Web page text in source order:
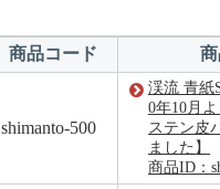
商品コード
shimanto-500
渓流 青
0年10月
ステン皮
ました】
商品ID：